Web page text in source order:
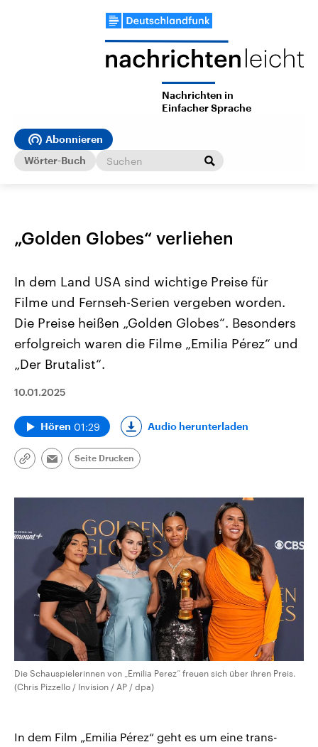
Nachrichten in
Einfacher Sprache
Abonnieren
Wörter-Buch
„Golden Globes“ verliehen
In dem Land USA sind wichtige Preise für
Filme und Fernseh-Serien vergeben worden.
Die Preise heißen „Golden Globes“. Besonders
erfolgreich waren die Filme „Emilia Pérez“ und
„Der Brutalist“.
10.01.2025
Hören 01:29 Audio herunterladen
Link
Email
Seite Drucken
Die Schauspielerinnen von „Emilia Perez“ freuen sich über ihren Preis.
(Chris Pizzello / Invision / AP / dpa)
In dem Film „Emilia Pérez“ geht es um eine trans-